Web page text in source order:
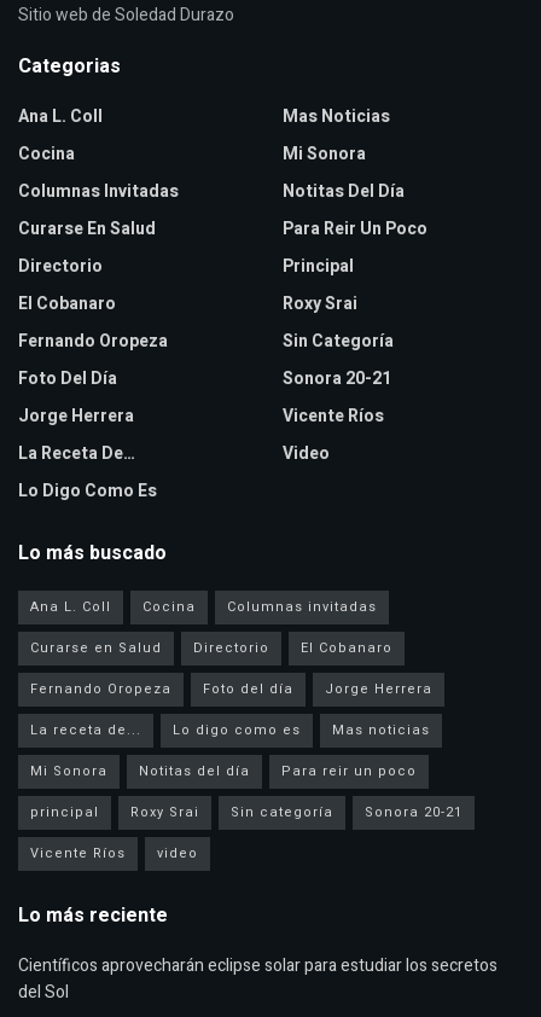
Sitio web de Soledad Durazo
Categorias
Ana L. Coll
Cocina
Columnas Invitadas
Curarse En Salud
Directorio
El Cobanaro
Fernando Oropeza
Foto Del Día
Jorge Herrera
La Receta De…
Lo Digo Como Es
Mas Noticias
Mi Sonora
Notitas Del Día
Para Reir Un Poco
Principal
Roxy Srai
Sin Categoría
Sonora 20-21
Vicente Ríos
Video
Lo más buscado
Ana L. Coll Cocina
Columnas invitadas
Curarse en Salud
Directorio
El Cobanaro
Fernando Oropeza
Foto del día
Jorge Herrera
La receta de...
Lo digo como es
Mas noticias
Mi Sonora
Notitas del día
Para reir un poco
principal
Roxy Srai Sin categoría
Sonora 20-21
Vicente Ríos
video
Lo más reciente
Científicos aprovecharán eclipse solar para estudiar los secretos
del Sol